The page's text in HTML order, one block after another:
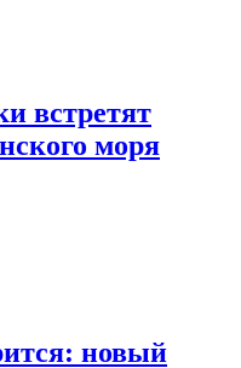
встретят
моря
новый